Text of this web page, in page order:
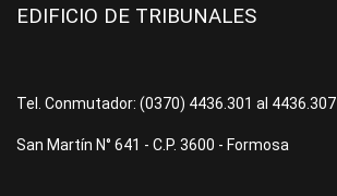
EDIFICIO DE TRIBUNALES
Tel. Conmutador: (0370) 4436.301 al 4436.307
San Martín N° 641 - C.P. 3600 - Formosa